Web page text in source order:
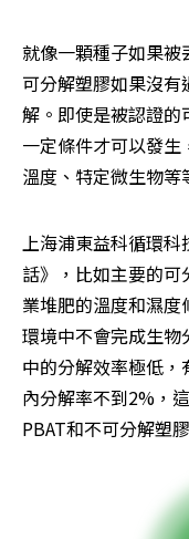
就像一顆種子如果被
可分解塑膠如果沒
解。即使是被認證
一定條件才可以發生
溫度、特定微生物等
上海浦東益科循環
話》，比如主要的可
業堆肥的溫度和濕
環境中不會完成生物
中的分解效率極低
內分解率不到2%，
PBAT和不可分解塑